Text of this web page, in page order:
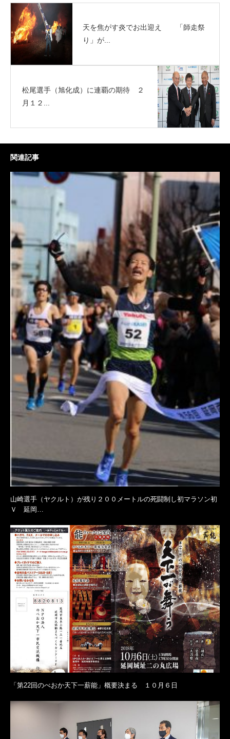
天を焦がす炎でお出迎え 「師走祭
り」が...
松尾選手（旭化成）に連覇の期待 ２
月１２...
関連記事
山崎選手（ヤクルト）が残り２００メートルの死闘制し初マラソン初
Ｖ 延岡…
「第22回のべおか天下一薪能」概要決まる １０月６日